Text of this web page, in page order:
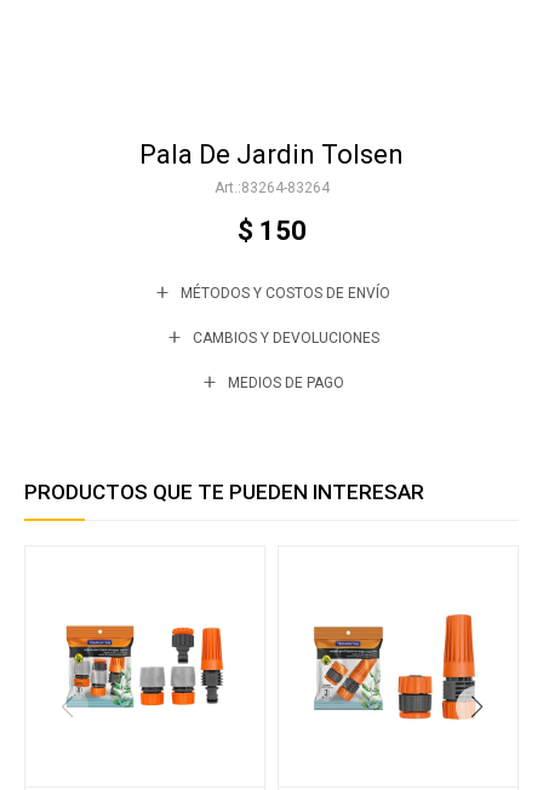
Pala De Jardin Tolsen
83264-83264
$ 150
MÉTODOS Y COSTOS DE ENVÍO
CAMBIOS Y DEVOLUCIONES
MEDIOS DE PAGO
PRODUCTOS QUE TE PUEDEN INTERESAR